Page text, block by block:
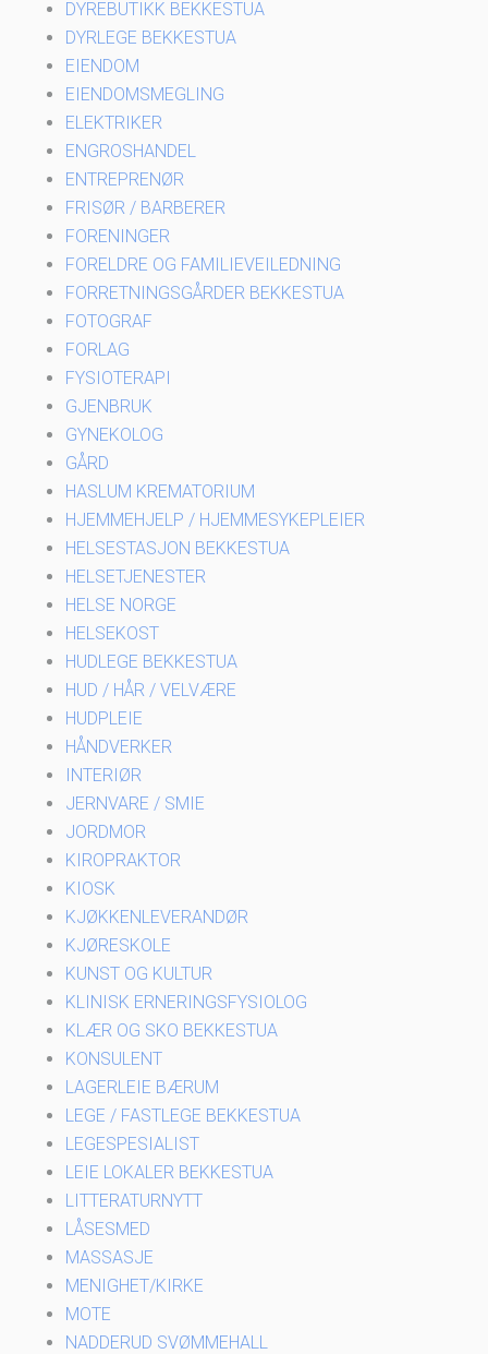
DYREBUTIKK BEKKESTUA
DYRLEGE BEKKESTUA
EIENDOM
EIENDOMSMEGLING
ELEKTRIKER
ENGROSHANDEL
ENTREPRENØR
FRISØR / BARBERER
FORENINGER
FORELDRE OG FAMILIEVEILEDNING
FORRETNINGSGÅRDER BEKKESTUA
FOTOGRAF
FORLAG
FYSIOTERAPI
GJENBRUK
GYNEKOLOG
GÅRD
HASLUM KREMATORIUM
HJEMMEHJELP / HJEMMESYKEPLEIER
HELSESTASJON BEKKESTUA
HELSETJENESTER
HELSE NORGE
HELSEKOST
HUDLEGE BEKKESTUA
HUD / HÅR / VELVÆRE
HUDPLEIE
HÅNDVERKER
INTERIØR
JERNVARE / SMIE
JORDMOR
KIROPRAKTOR
KIOSK
KJØKKENLEVERANDØR
KJØRESKOLE
KUNST OG KULTUR
KLINISK ERNERINGSFYSIOLOG
KLÆR OG SKO BEKKESTUA
KONSULENT
LAGERLEIE BÆRUM
LEGE / FASTLEGE BEKKESTUA
LEGESPESIALIST
LEIE LOKALER BEKKESTUA
LITTERATURNYTT
LÅSESMED
MASSASJE
MENIGHET/KIRKE
MOTE
NADDERUD SVØMMEHALL